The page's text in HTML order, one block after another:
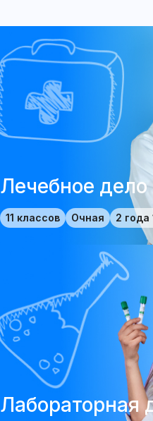
Лечебное дело
11 классов Очная 2 года
Лабораторная